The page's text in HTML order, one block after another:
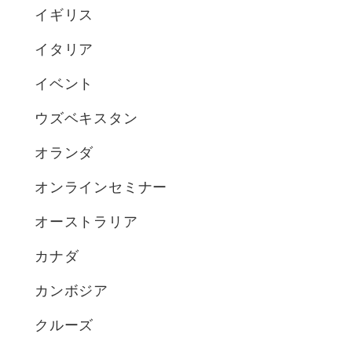
イギリス
イタリア
イベント
ウズベキスタン
オランダ
オンラインセミナー
オーストラリア
カナダ
カンボジア
クルーズ